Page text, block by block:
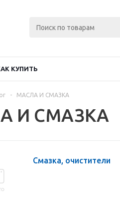
КУПИТЬ
- МАСЛА И СМАЗКА
И СМАЗКА
Смазка, очистители